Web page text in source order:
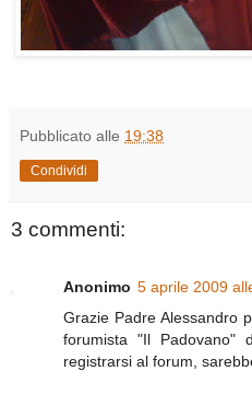
Pubblicato alle 19:38
Condividi
3 commenti:
Anonimo 5 aprile 2009
Grazie Padre Alessandro
forumista "Il Padovano"
registrarsi al forum,